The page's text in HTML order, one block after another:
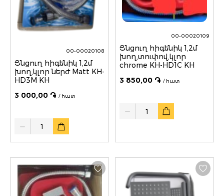
00-00020108
Ցնցուղ հիգենիկ 1,2մ
խող,կլոր ներժ Matt KH-
HD3M KH
3 000,00 ֏ / հատ
Quantity
00-00020109
Ցնցուղ հիգենիկ 1,2մ
խող,տուփով,կլոր
chrome KH-HD1C KH
3 850,00 ֏ / հատ
Quantity